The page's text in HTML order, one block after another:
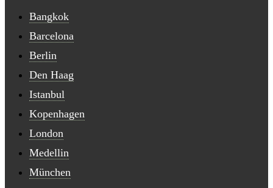
Bangkok
Barcelona
Berlin
Den Haag
Istanbul
Kopenhagen
London
Medellin
München